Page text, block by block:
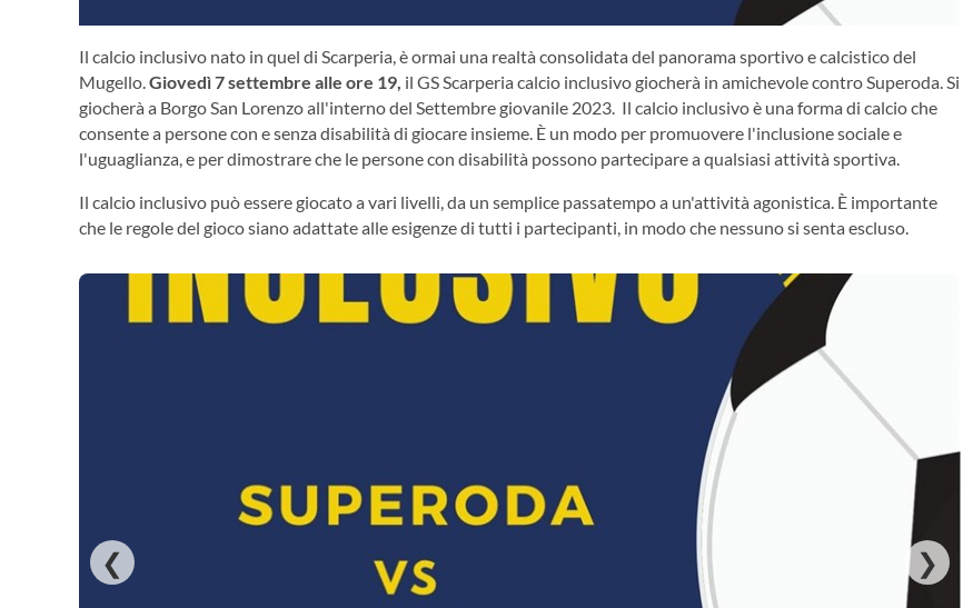
Il calcio inclusivo nato in quel di Scarperia, è ormai una realtà consolidata del panorama sportivo e calcistico del
Mugello. Giovedì 7 settembre alle ore 19, il GS Scarperia calcio inclusivo giocherà in amichevole contro Superoda. Si
giocherà a Borgo San Lorenzo all'interno del Settembre giovanile 2023. Il calcio inclusivo è una forma di calcio che
consente a persone con e senza disabilità di giocare insieme. È un modo per promuovere l'inclusione sociale e
l'uguaglianza, e per dimostrare che le persone con disabilità possono partecipare a qualsiasi attività sportiva.
Il calcio inclusivo può essere giocato a vari livelli, da un semplice passatempo a un'attività agonistica. È importante
che le regole del gioco siano adattate alle esigenze di tutti i partecipanti, in modo che nessuno si senta escluso.
❮ ❯